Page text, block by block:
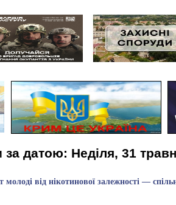
за датою: Неділя, 31
від нікотинової залежності —